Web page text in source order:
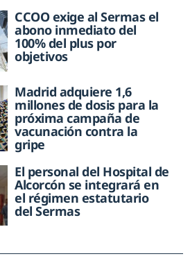
CCOO exige al Sermas el
abono inmediato del
100% del plus por
objetivos
Madrid adquiere 1,6
millones de dosis para la
próxima campaña de
vacunación contra la
gripe
El personal del Hospital de
Alcorcón se integrará en
el régimen estatutario
del Sermas